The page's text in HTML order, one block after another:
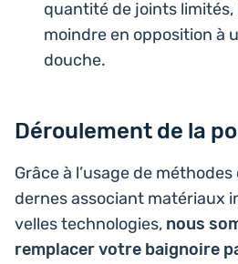
quan­ti­té de joints limités,
moindre en oppo­si­tion à
douche.
Déroulement de la
Grâce à l’usage de
dernes asso­ciant maté­riaux
velles tech­no­lo­gies, nous
rem­pla­cer votre bai­gnoire